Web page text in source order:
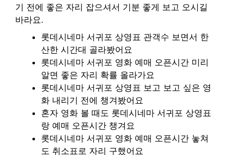
기 전에 좋은 자리 잡으셔서 기분 좋게 보고 오시길
바라요.
롯데시네마 서귀포 상영표 관객수 보면서 한
산한 시간대 골라봤어요
롯데시네마 서귀포 영화 예매 오픈시간 미리
알면 좋은 자리 확률 올라가요
롯데시네마 서귀포 상영표 보고 보고 싶은 영
화 내리기 전에 챙겨봤어요
혼자 영화 볼 때도 롯데시네마 서귀포 상영표
랑 예매 오픈시간 챙겨요
롯데시네마 서귀포 영화 예매 오픈시간 놓쳐
도 취소표로 자리 구했어요